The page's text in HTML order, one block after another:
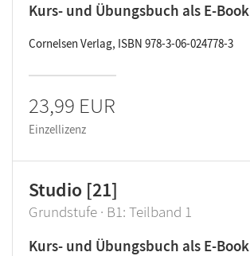
Kurs- und Übungsbuch als E-Book
Cornelsen Verlag, ISBN 978-3-06-024778-3
23,99 EUR
Einzellizenz
Studio [21]
Grundstufe · B1: Teilband 1
Kurs- und Übungsbuch als E-Book